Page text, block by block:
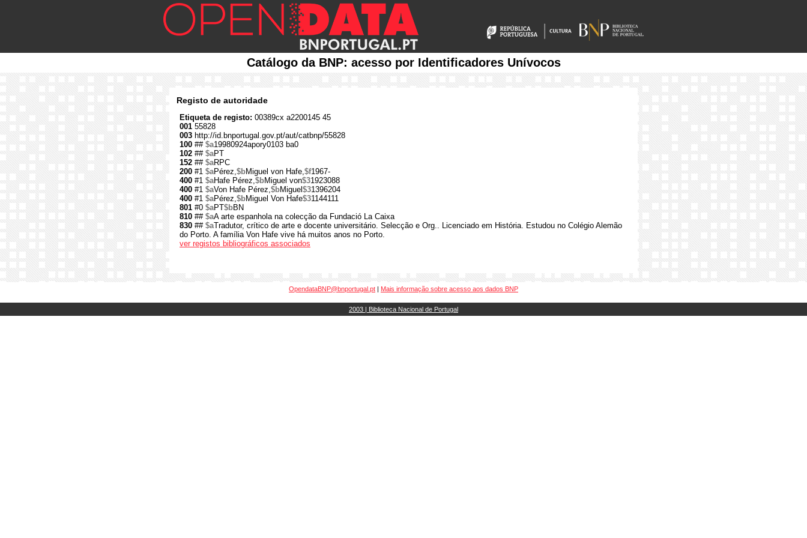
Catálogo da BNP: acesso por Identificadores Unívocos
Registo de autoridade
Etiqueta de registo: 00389cx a2200145 45
001 55828
003 http://id.bnportugal.gov.pt/aut/catbnp/55828
100 ## $a19980924apory0103 ba0
102 ## $aPT
152 ## $aRPC
200 #1 $aPérez,$bMiguel von Hafe,$f1967-
400 #1 $aHafe Pérez,$bMiguel von$31923088
400 #1 $aVon Hafe Pérez,$bMiguel $31396204
400 #1 $aPérez,$bMiguel Von Hafe$31144111
801 #0 $aPT$bBN
810 ## $aA arte espanhola na colecção da Fundació La Caixa
830 ## $aTradutor, crítico de arte e docente universitário. Selecção e Org.. Licenciado em História. Estudou no Colégio Alemão
do Porto. A família Von Hafe vive há muitos anos no Porto.
ver registos bibliográficos associados
OpendataBNP@bnportugal.pt | Mais informação sobre acesso aos dados BNP
2003 | Biblioteca Nacional de Portugal